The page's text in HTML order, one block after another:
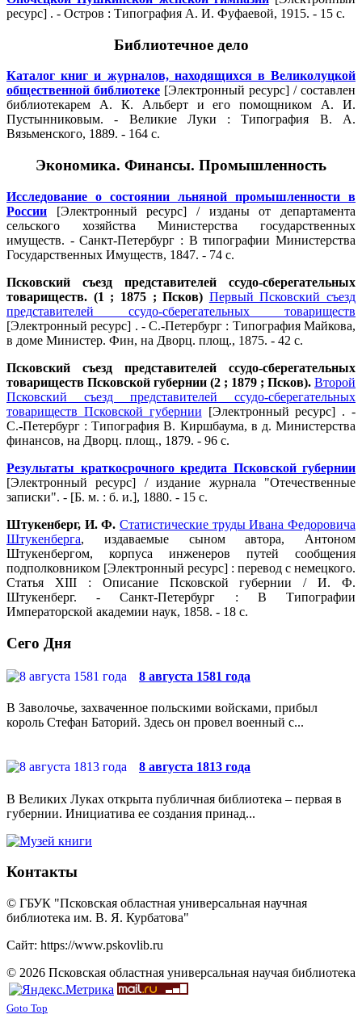
ресурс] . - Остров : Типография А. И. Фуфаевой, 1915. - 15 с.
Библиотечное дело
Каталог книг и журналов, находящихся в Великолуцкой
общественной библиотеке [Электронный ресурс] / составлен
библиотекарем А. К. Альберт и его помощником А. И.
Пустынниковым. - Великие Луки : Типография В. А.
Вязьменского, 1889. - 164 с.
Экономика. Финансы. Промышленность
Исследование о состоянии льняной промышленности в
России [Электронный ресурс] / изданы от департамента
сельского хозяйства Министерства государственных
имуществ. - Санкт-Петербург : В типографии Министерства
Государственных Имуществ, 1847. - 74 с.
Псковский съезд представителей ссудо-сберегательных
товариществ. (1 ; 1875 ; Псков) Первый Псковский съезд
представителей ссудо-сберегательных товариществ
[Электронный ресурс] . - С.-Петербург : Типография Майкова,
в доме Министер. Фин, на Дворц. площ., 1875. - 42 с.
Псковский съезд представителей ссудо-сберегательных
товариществ Псковской губернии (2 ; 1879 ; Псков). Второй
Псковский съезд представителей ссудо-сберегательных
товариществ Псковской губернии [Электронный ресурс] . -
С.-Петербург : Типография В. Киршбаума, в д. Министерства
финансов, на Дворц. площ., 1879. - 96 с.
Результаты краткосрочного кредита Псковской губернии
[Электронный ресурс] / издание журнала "Отечественные
записки". - [Б. м. : б. и.], 1880. - 15 с.
Штукенберг, И. Ф. Статистические труды Ивана Федоровича
Штукенберга, издаваемые сыном автора, Антоном
Штукенбергом, корпуса инженеров путей сообщения
подполковником [Электронный ресурс] : перевод с немецкого.
Статья XIII : Описание Псковской губернии / И. Ф.
Штукенберг. - Санкт-Петербург : В Типографии
Императорской академии наук, 1858. - 18 с.
Сего Дня
8 августа 1581 года
В Заволочье, захваченное польскими войсками, прибыл
король Стефан Баторий. Здесь он провел военный с...
8 августа 1813 года
В Великих Луках открыта публичная библиотека – первая в
губернии. Инициатива ее создания принад...
Контакты
© ГБУК "Псковская областная универсальная научная
библиотека им. В. Я. Курбатова"
Сайт: https://www.pskovlib.ru
© 2026 Псковская областная универсальная научая библиотека
Goto Top